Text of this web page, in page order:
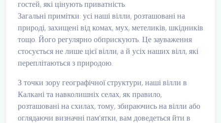
гостей, які цінують приватність.
Загальні примітки: усі наші вілли, розташовані на
природі, захищені від комах, мух, метеликів, шкідників
тощо. Його регулярно обприскують. Це зауваження
стосується не лише цієї вілли, а й усіх наших вілл, які
переплітаються з природою.
З точки зору географічної структури, наші вілли в
Калкані та навколишніх селах, як правило,
розташовані на схилах, тому, збираючись на вілли або
оглядаючи визначні пам'ятки, вам доведеться йти в